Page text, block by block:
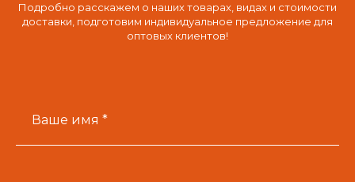
Подробно расскажем о наших товарах, видах и стоимости
доставки, подготовим индивидуальное предложение для
оптовых клиентов!
Ваше имя *